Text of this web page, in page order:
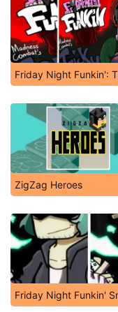
Friday Night Funkin':
ZigZag Heroes
Friday Night Funkin'